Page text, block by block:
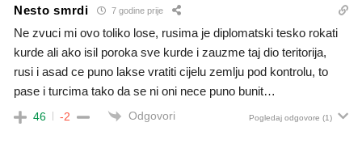
Nesto smrdi 7 godine prije
Ne zvuci mi ovo toliko lose, rusima je diplomatski tesko rokati
kurde ali ako isil poroka sve kurde i zauzme taj dio teritorija,
rusi i asad ce puno lakse vratiti cijelu zemlju pod kontrolu, to
pase i turcima tako da se ni oni nece puno bunit…
46 -2 Odgovori Pogledaj odgovore (1)